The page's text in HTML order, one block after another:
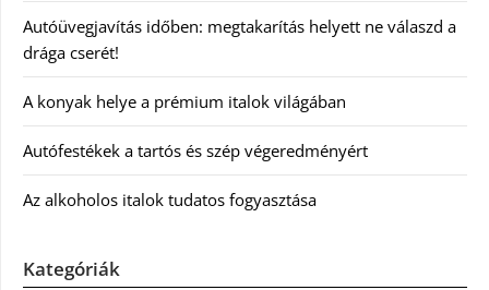
Autóüvegjavítás időben: megtakarítás helyett ne válaszd a
drága cserét!
A konyak helye a prémium italok világában
Autófestékek a tartós és szép végeredményért
Az alkoholos italok tudatos fogyasztása
Kategóriák